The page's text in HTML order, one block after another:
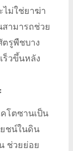
ไม่ใช่ยาฆ่า
ามารถช่วย
รูพืชบาง
ร็วขึ้นหลัง
โตซานเป็น
ชน์ในดิน
ช่วยย่อย